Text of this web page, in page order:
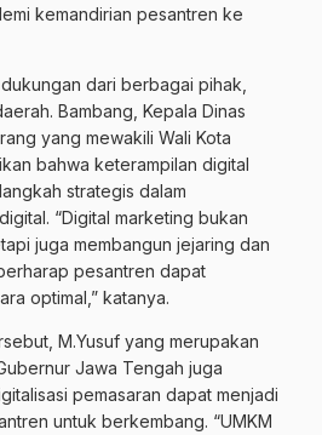
kemandirian pesantren ke
dari berbagai pihak,
Bambang, Kepala Dinas
yang mewakili Wali Kota
bahwa keterampilan digital
strategis dalam
“Digital marketing bukan
juga membangun jejaring dan
pesantren dapat
optimal,” katanya.
M.Yusuf yang merupakan
Jawa Tengah juga
pemasaran dapat menjadi
untuk berkembang. “UMKM